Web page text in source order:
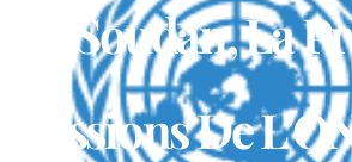
Au Soudan, La
Missions De